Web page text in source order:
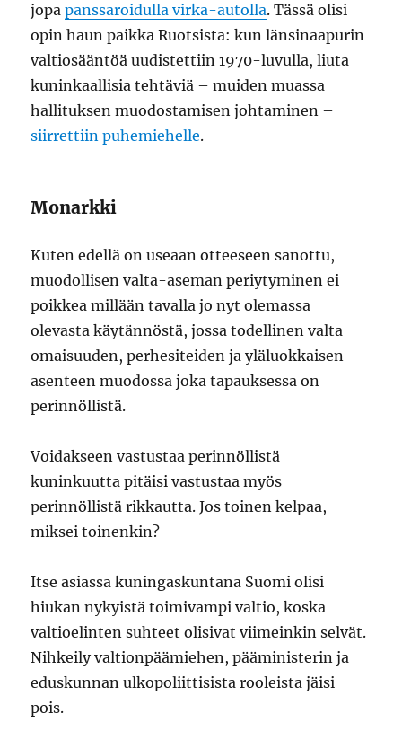
jopapanssaroidulla virka-autolla. Tässä olisi
opin haun paikka Ruotsista: kun länsinaapurin
valtiosääntöä uudistettiin 1970-luvulla, liuta
kuninkaallisia tehtäviä – muiden muassa
hallituksen muodostamisen johtaminen –
siirrettiin puhemiehelle.
Monarkki
Kuten edellä on useaan otteeseen sanottu,
muodollisen valta-aseman periytyminen ei
poikkea millään tavalla jo nyt olemassa
olevasta käytännöstä, jossa todellinen valta
omaisuuden, perhesiteiden ja yläluokkaisen
asenteen muodossa joka tapauksessa on
perinnöllistä.
Voidakseen vastustaa perinnöllistä
kuninkuutta pitäisi vastustaa myös
perinnöllistä rikkautta. Jos toinen kelpaa,
miksei toinenkin?
Itse asiassa kuningaskuntana Suomi olisi
hiukan nykyistä toimivampi valtio, koska
valtioelinten suhteet olisivat viimeinkin selvät.
Nihkeily valtionpäämiehen, pääministerin ja
eduskunnan ulkopoliittisista rooleista jäisi
pois.